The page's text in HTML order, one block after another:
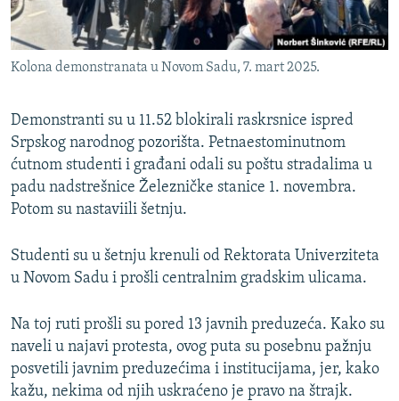
Kolona demonstranata u Novom Sadu, 7. mart 2025.
Demonstranti su u 11.52 blokirali raskrsnice ispred
Srpskog narodnog pozorišta. Petnaestominutnom
ćutnom studenti i građani odali su poštu stradalima u
padu nadstrešnice Železničke stanice 1. novembra.
Potom su nastaviili šetnju.
Studenti su u šetnju krenuli od Rektorata Univerziteta
u Novom Sadu i prošli centralnim gradskim ulicama.
Na toj ruti prošli su pored 13 javnih preduzeća. Kako su
naveli u najavi protesta, ovog puta su posebnu pažnju
posvetili javnim preduzećima i institucijama, jer, kako
kažu, nekima od njih uskraćeno je pravo na štrajk.